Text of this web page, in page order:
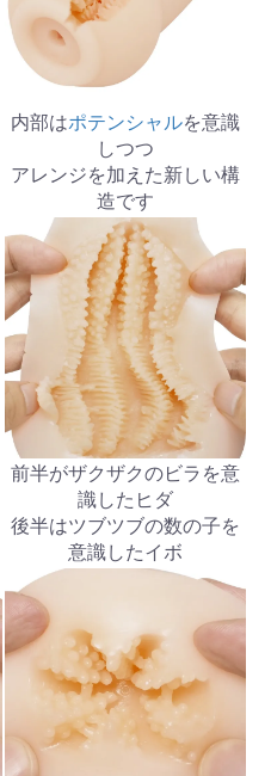
内部はポテンシャルを意識
しつつ
アレンジを加えた新しい構
造です
前半がザクザクのビラを意
識したヒダ
後半はツブツブの数の子を
意識したイボ